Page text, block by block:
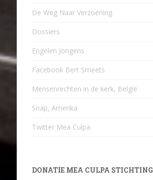
De Weg Naar Verzoening
Dossiers
Engelen Jongens
Facebook Bert Smeets
Mensenrechten in de kerk, België
Snap, Amerika
Twitter Mea Culpa
DONATIE MEA CULPA STICHTING